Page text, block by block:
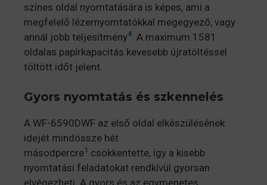
színes oldal nyomtatására is képes, ami a
megfelelő lézernyomtatókkal megegyező, vagy
annál jobb teljesítmény4 . A maximum 1581
oldalas papírkapacitás kevesebb újratöltéssel
töltött időt jelent.
Gyors nyomtatás és szkennelés
A WF-6590DWF az első oldal elkészülésének
idejét mindössze hét
másodpercre1 csökkentette, így a kisebb
nyomtatási feladatokat rendkívül gyorsan